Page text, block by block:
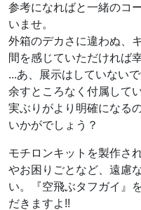
参考になればと一緒のコ
いませ。
外箱のデカさに違わぬ、
間を感じていただければ
...あ、展示はしていない
余すところなく付属して
実ぶりがより明確になる
いかがでしょう？
モチロンキットを製作さ
やお困りごとなど、遠慮
い。『空飛ぶタフガイ』
だきますよ!!